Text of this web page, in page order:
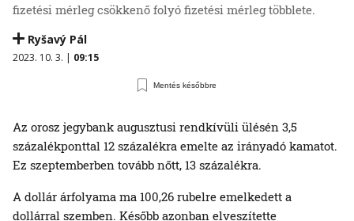
fizetési mérleg csökkenő folyó fizetési mérleg többlete.
Ryšavý Pál
2023. 10. 3. | 09:15
Mentés későbbre
Az orosz jegybank augusztusi rendkívüli ülésén 3,5
százalékponttal 12 százalékra emelte az irányadó kamatot.
Ez szeptemberben tovább nőtt, 13 százalékra.
A dollár árfolyama ma 100,26 rubelre emelkedett a
dollárral szemben. Később azonban elveszítette